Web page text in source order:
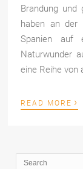
Brandung und
haben an der
Spanien auf
Naturwunder
eine Reihe von
READ MORE ›